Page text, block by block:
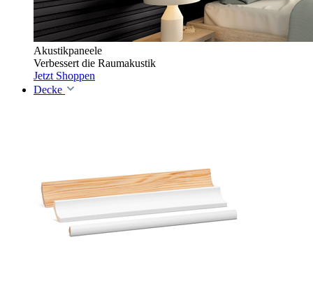
Akustikpaneele
Verbessert die Raumakustik
Jetzt Shoppen
Decke